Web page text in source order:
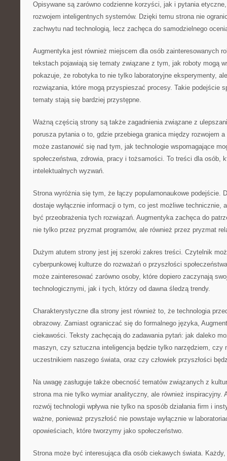
Opisywane są zarówno codzienne korzyści, jak i pytania
rozwojem inteligentnych systemów. Dzięki temu strona nie
zachwytu nad technologią, lecz zachęca do samodzielnego
Augmentyka jest również miejscem dla osób zainteresowanych
tekstach pojawiają się tematy związane z tym, jak roboty mogą
pokazuje, że robotyka to nie tylko laboratoryjne eksperymenty,
rozwiązania, które mogą przyspieszać procesy. Takie podejście
tematy stają się bardziej przystępne.
Ważną częścią strony są także zagadnienia związane z
porusza pytania o to, gdzie przebiega granica między rozwojem
może zastanowić się nad tym, jak technologie wspomagające
społeczeństwa, zdrowia, pracy i tożsamości. To treści dla osób,
intelektualnych wyzwań.
Strona wyróżnia się tym, że łączy popularnonaukowe podejście.
dostaje wyłącznie informacji o tym, co jest możliwe technicznie,
być przeobrażenia tych rozwiązań. Augmentyka zachęca do
nie tylko przez pryzmat programów, ale również przez pryzmat
Dużym atutem strony jest jej szeroki zakres treści. Czytelnik
cyberpunkowej kulturze do rozważań o przyszłości
może zainteresować zarówno osoby, które dopiero zaczynają
technologicznymi, jak i tych, którzy od dawna śledzą trendy.
Charakterystyczne dla strony jest również to, że technologia
obrazowy. Zamiast ograniczać się do formalnego języka,
ciekawości. Teksty zachęcają do zadawania pytań: jak daleko
maszyn, czy sztuczna inteligencja będzie tylko narzędziem, czy
uczestnikiem naszego świata, oraz czy człowiek przyszłości
Na uwagę zasługuje także obecność tematów związanych z
strona ma nie tylko wymiar analityczny, ale również inspiracyjny.
rozwój technologii wpływa nie tylko na sposób działania firm i
ważne, ponieważ przyszłość nie powstaje wyłącznie w
opowieściach, które tworzymy jako społeczeństwo.
Strona może być interesująca dla osób ciekawych świata.